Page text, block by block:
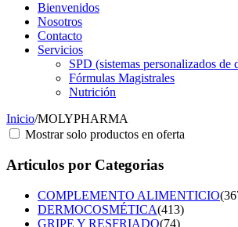
Bienvenidos
Nosotros
Contacto
Servicios
SPD (sistemas personalizados de
Fórmulas Magistrales
Nutrición
Inicio/MOLYPHARMA
Mostrar solo productos en oferta
Articulos por Categorias
COMPLEMENTO ALIMENTICIO
DERMOCOSMÉTICA(413)
GRIPE Y RESFRIADO(74)